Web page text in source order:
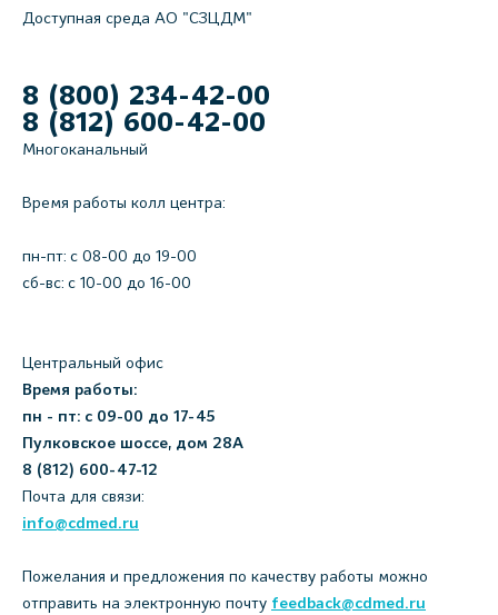
Доступная среда АО "СЗЦДМ"
8 (800) 234-42-00
8 (812) 600-42-00
Многоканальный
Время работы колл центра:
пн-пт: c 08-00 до 19-00
сб-вс: с 10-00 до 16-00
Центральный офис
Время работы:
пн - пт: с 09-00 до 17-45
Пулковское шоссе, дом 28А
8 (812) 600-47-12
Почта для связи:
info@cdmed.ru
Пожелания и предложения по качеству работы можно
отправить на электронную почту feedback@cdmed.ru